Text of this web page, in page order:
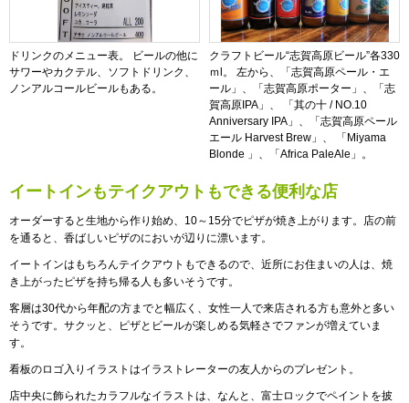
ドリンクのメニュー表。 ビールの他に
サワーやカクテル、ソフトドリンク、
ノンアルコールビールもある。
クラフトビール“志賀高原ビール”各330
ｍl。 左から、「志賀高原ペール・エ
ール」、「志賀高原ポーター」、「志
賀高原IPA」、 「其の十 / NO.10
Anniversary IPA」、「志賀高原ペール
エール Harvest Brew」、 「Miyama
Blonde 」、「Africa PaleAle」。
イートインもテイクアウトもできる便利な店
オーダーすると生地から作り始め、10～15分でピザが焼き上がります。店の前
を通ると、香ばしいピザのにおいが辺りに漂います。
イートインはもちろんテイクアウトもできるので、近所にお住まいの人は、焼
き上がったピザを持ち帰る人も多いそうです。
客層は30代から年配の方までと幅広く、女性一人で来店される方も意外と多い
そうです。サクッと、ピザとビールが楽しめる気軽さでファンが増えていま
す。
看板のロゴ入りイラストはイラストレーターの友人からのプレゼント。
店中央に飾られたカラフルなイラストは、なんと、富士ロックでペイントを披